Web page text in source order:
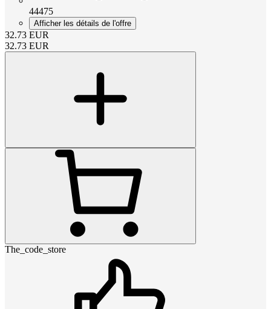
44475
Afficher les détails de l'offre
32.73 EUR
32.73 EUR
The_code_store